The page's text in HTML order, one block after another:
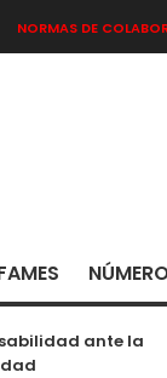
NORMAS DE
ante la